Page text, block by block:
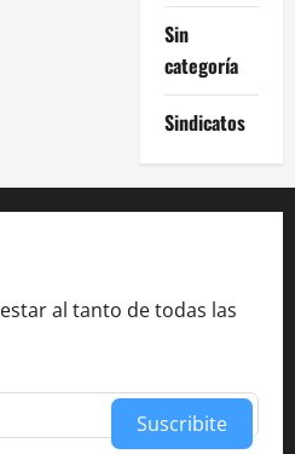
Sin
categoría
Sindicatos
al tanto de todas las
Suscribite